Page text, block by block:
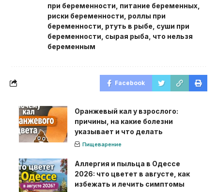
при беременности питание беременных
риски беременности роллы при
беременности ртуть в рыбе суши при
беременности сырая рыба что нельзя
беременным
Facebook
Оранжевый кал у взрослого:
причины, на какие болезни
указывает и что делать
Пищеварение
Аллергия и пыльца в Одессе
2026: что цветет в августе, как
избежать и лечить симптомы